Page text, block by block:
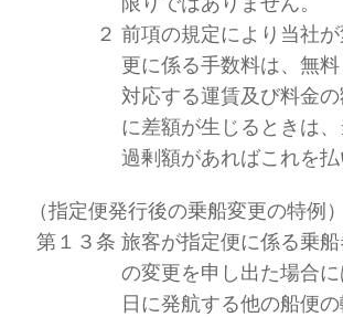
２ 前項の規定により当社
更に係る手数料は、無
対応する運賃及び料金
に差額が生じるときは
過剰額があればこれを払
（指定便発行後の乗船変更の特例）
第１３条 旅客が指定便に係る乗
の変更を申し出た場合
日に発航する他の船便